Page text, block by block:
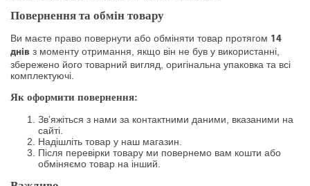
Повернення та обмін товару
Ви маєте право повернути або обміняти товар протягом 14
днів з моменту отримання, якщо він не був у використанні,
збережено його товарний вигляд, оригінальна упаковка та всі
комплектуючі.
Як оформити повернення:
Зв’яжіться з нами за контактними даними, вказаними на
сайті.
Надішліть товар у наш магазин.
Після перевірки товару ми повернемо вам кошти або
обміняємо товар на інший.